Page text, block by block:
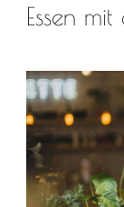
Essen